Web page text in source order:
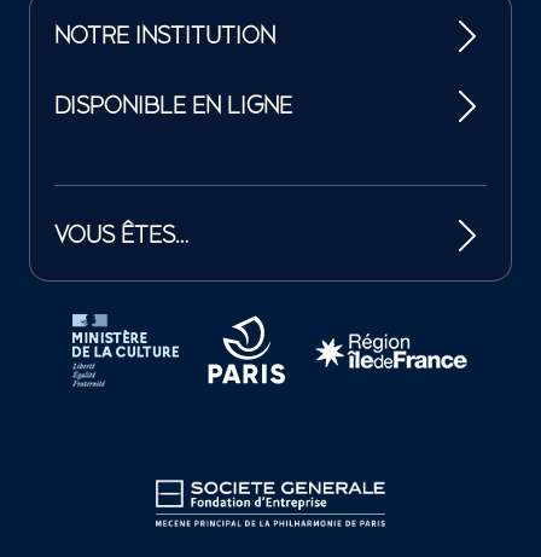
NOTRE INSTITUTION
DISPONIBLE EN LIGNE
VOUS ÊTES…
Tutelles et mécènes de la Philharmonie de Paris